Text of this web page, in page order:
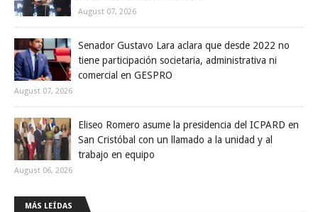
August 07, 2026
Senador Gustavo Lara aclara que desde 2022 no
tiene participación societaria, administrativa ni
comercial en GESPRO
August 07, 2026
Eliseo Romero asume la presidencia del ICPARD en
San Cristóbal con un llamado a la unidad y al
trabajo en equipo
August 06, 2026
MÁS LEÍDAS